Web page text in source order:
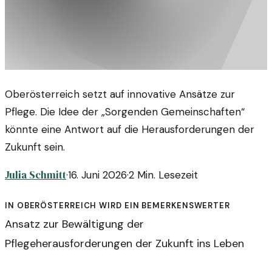
Oberösterreich setzt auf innovative Ansätze zur
Pflege. Die Idee der „Sorgenden Gemeinschaften“
könnte eine Antwort auf die Herausforderungen der
Zukunft sein.
Julia Schmitt·16. Juni 2026·2 Min. Lesezeit
In Oberösterreich wird ein bemerkenswerter
Ansatz zur Bewältigung der
Pflegeherausforderungen der Zukunft ins Leben